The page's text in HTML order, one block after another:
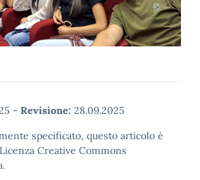
- Revisione: 28.09.2025
specificato, questo articolo è
Creative Commons